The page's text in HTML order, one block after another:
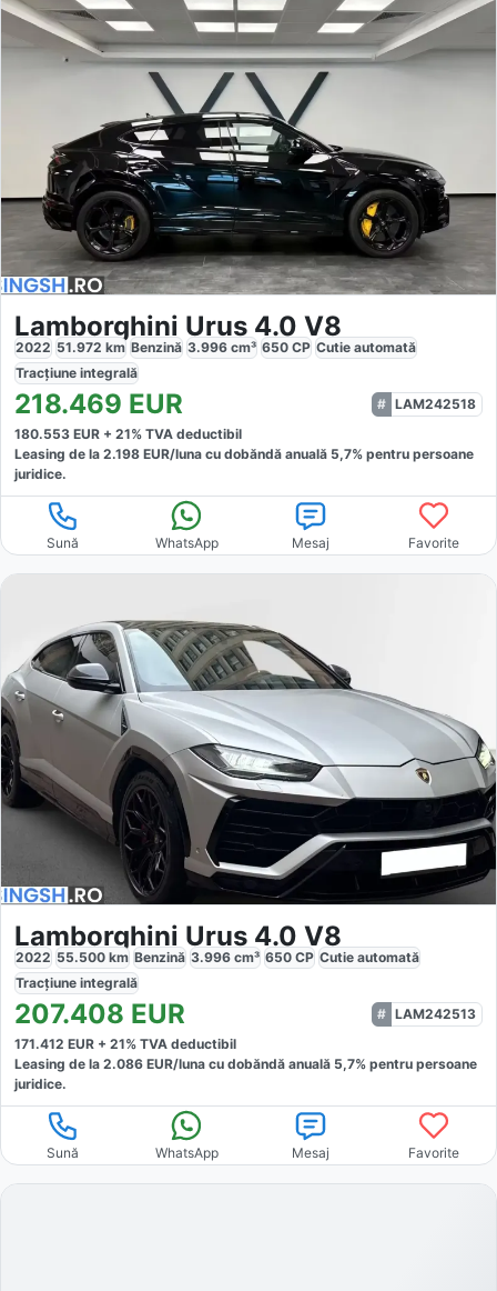
Lamborghini Urus 4.0 V8
2022 51.972 km Benzină 3.996 cm³ 650 CP Cutie automată
Tracțiune integrală
218.469 EUR
LAM242518
180.553 EUR + 21% TVA deductibil
Leasing de la 2.198 EUR/luna cu dobăndă anuală 5,7% pentru persoane
juridice.
Sună WhatsApp Mesaj Favorite
Lamborghini Urus 4.0 V8
2022 55.500 km Benzină 3.996 cm³ 650 CP Cutie automată
Tracțiune integrală
207.408 EUR
LAM242513
171.412 EUR + 21% TVA deductibil
Leasing de la 2.086 EUR/luna cu dobăndă anuală 5,7% pentru persoane
juridice.
Sună WhatsApp Mesaj Favorite